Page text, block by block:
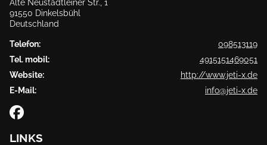
91550 Dinkelsbühl
Deutschland
Telefon:
098513119
Tel. mobil:
4915151469051
Website:
http://www.jeti-x.de
E-Mail:
info@jeti-x.de
LINKS